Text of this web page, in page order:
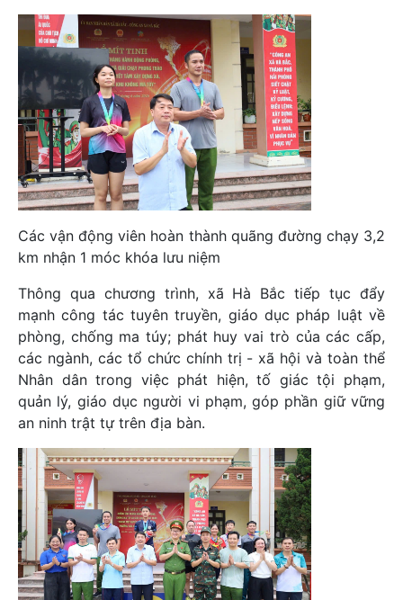
Các vận động viên hoàn thành quãng đường chạy 3,2
km nhận 1 móc khóa lưu niệm
Thông qua chương trình, xã Hà Bắc tiếp tục đẩy
mạnh công tác tuyên truyền, giáo dục pháp luật về
phòng, chống ma túy; phát huy vai trò của các cấp,
các ngành, các tổ chức chính trị - xã hội và toàn thể
Nhân dân trong việc phát hiện, tố giác tội phạm,
quản lý, giáo dục người vi phạm, góp phần giữ vững
an ninh trật tự trên địa bàn.